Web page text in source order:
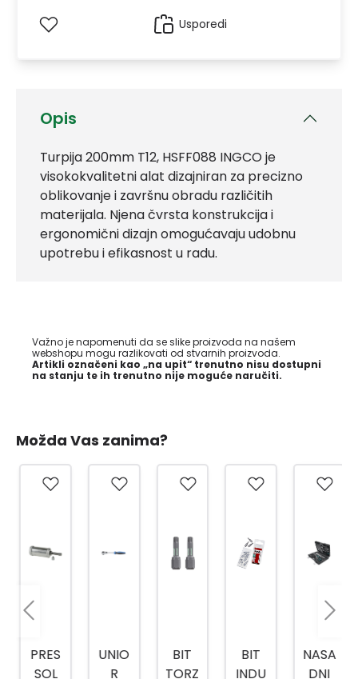
Opis
Turpija 200mm T12, HSFF088 INGCO je
visokokvalitetni alat dizajniran za precizno
oblikovanje i završnu obradu različitih
materijala. Njena čvrsta konstrukcija i
ergonomični dizajn omogućavaju udobnu
upotrebu i efikasnost u radu.
Važno je napomenuti da se slike proizvoda na našem
webshopu mogu razlikovati od stvarnih proizvoda.
Artikli označeni kao „na upit“ trenutno nisu dostupni
na stanju te ih trenutno nije moguće naručiti.
Usporedi
Možda Vas zanima?
PRES
SOL
UNIO
R
BIT
TORZ
BIT
INDU
NASA
DNI